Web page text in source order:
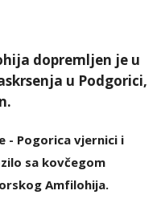
dopremljen je u
u Podgorici,
- Pogorica vjernici i
sa kovčegom
Amfilohija.